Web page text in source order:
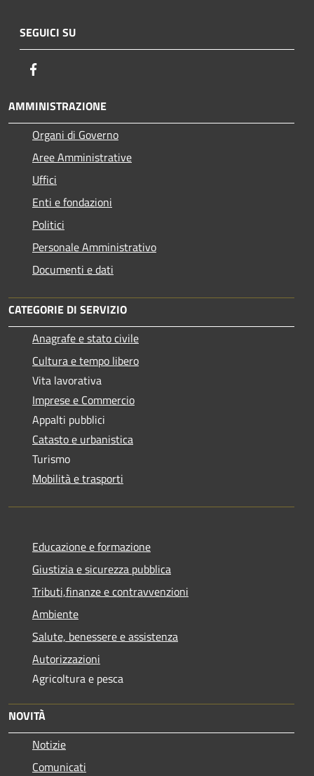
SEGUICI SU
AMMINISTRAZIONE
Organi di Governo
Aree Amministrative
Uffici
Enti e fondazioni
Politici
Personale Amministrativo
Documenti e dati
CATEGORIE DI SERVIZIO
Anagrafe e stato civile
Cultura e tempo libero
Vita lavorativa
Imprese e Commercio
Appalti pubblici
Catasto e urbanistica
Turismo
Mobilità e trasporti
Educazione e formazione
Giustizia e sicurezza pubblica
Tributi,finanze e contravvenzioni
Ambiente
Salute, benessere e assistenza
Autorizzazioni
Agricoltura e pesca
NOVITÀ
Notizie
Comunicati